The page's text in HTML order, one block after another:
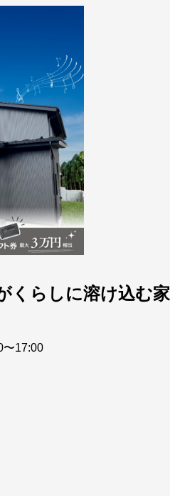
くらしに溶け込む家
〜17:00